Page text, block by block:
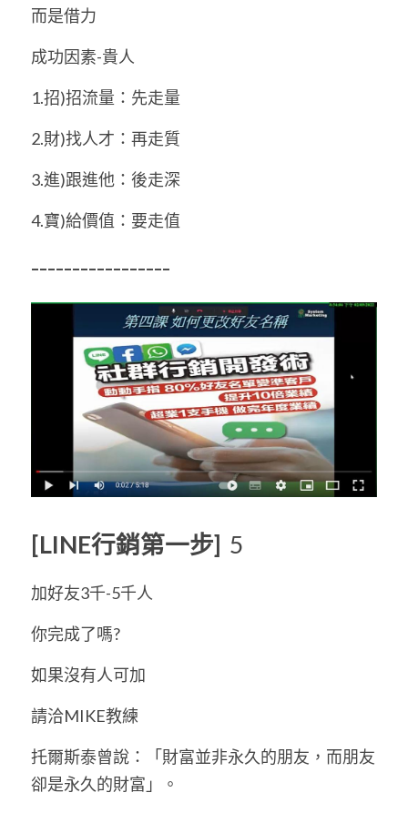
而是借力
成功因素-貴人
1.招)招流量：先走量
2.財)找人才：再走質
3.進)跟進他：後走深
4.寶)給價值：要走值
-----------------
[LINE行銷第一步] 5
加好友3千-5千人
你完成了嗎?
如果沒有人可加
請洽MIKE教練
托爾斯泰曾說：「財富並非永久的朋友，而朋友
卻是永久的財富」。